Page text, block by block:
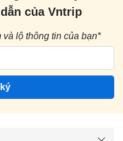
của Vntrip
và lộ thông tin của bạn*